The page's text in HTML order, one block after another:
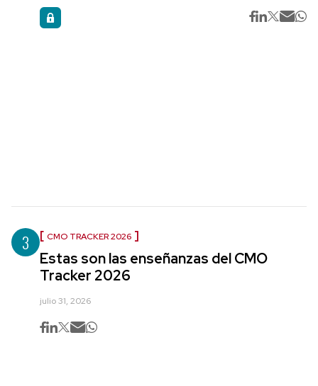
3 CMO TRACKER 2026
Estas son las enseñanzas del CMO
Tracker 2026
julio 31, 2026